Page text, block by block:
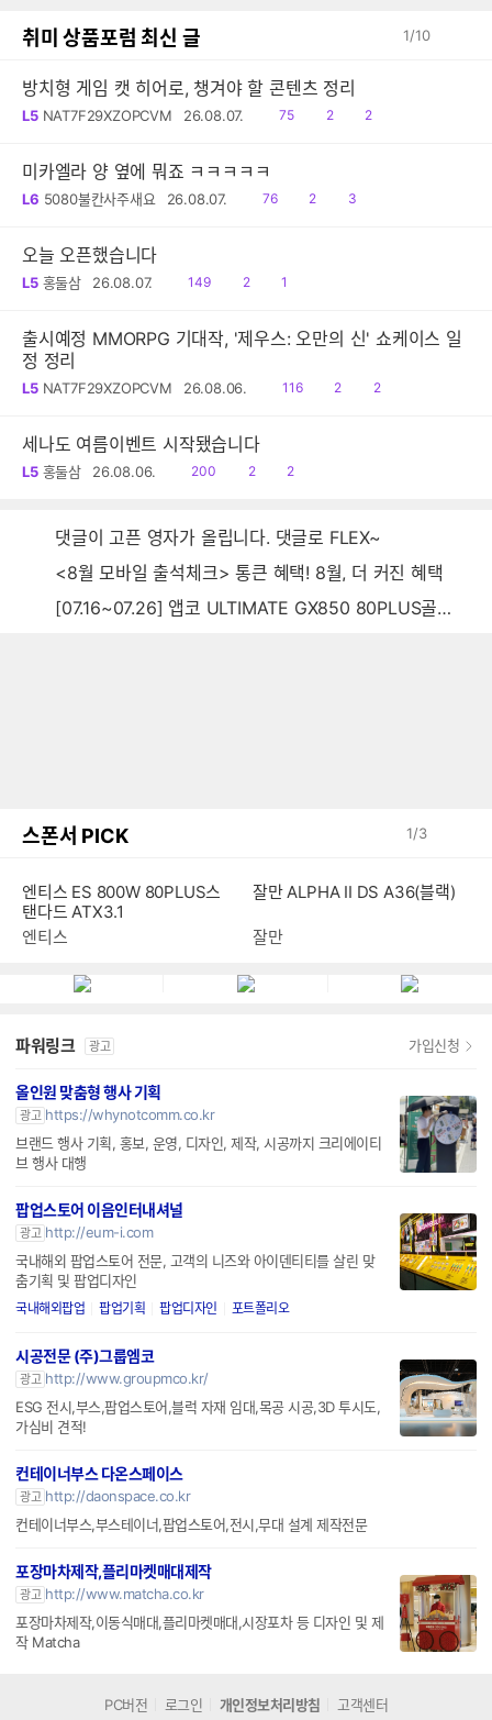
취미 상품포럼 최신 글 1/10
방치형 게임 캣 히어로, 챙겨야 할 콘텐츠 정리
L5 NAT7F29XZOPCVM 26.08.07.
읽
75
공
2
댓
2
미카엘라 양 옆에 뭐죠 ㅋㅋㅋㅋㅋ
L6 5080불칸사주새요 26.08.07.
읽
76
공
2
댓
3
오늘 오픈했습니다
L5 홍둘삼 26.08.07.
읽
149
공
2
댓1
출시예정 MMORPG 기대작, '제우스: 오만의 신' 쇼케이스 일
정 정리
L5 NAT7F29XZOPCVM 26.08.06.
읽
116
공
2
댓
2
세나도 여름이벤트 시작됐습니다
L5 홍둘삼 26.08.06.
읽
200
공
2
댓
2
댓글이 고픈 영자가 올립니다. 댓글로 FLEX~
<8월 모바일 출석체크> 통큰 혜택! 8월, 더 커진 혜택
[07.16~07.26] 앱코 ULTIMATE GX850 80PLUS골드 풀모듈러 ATX3.0 블랙
스폰서 PICK 1/3
엔티스 ES 800W 80PLUS스
탠다드 ATX3.1
엔티스
잘만 ALPHA II DS A36(블랙)
잘만
파워링크 광고 가입신청
올인원 맞춤형 행사 기획
광고 https://whynotcomm.co.kr
브랜드 행사 기획, 홍보, 운영, 디자인, 제작, 시공까지 크리에이티
브 행사 대행
팝업스토어 이음인터내셔널
광고 http://eum-i.com
국내해외 팝업스토어 전문, 고객의 니즈와 아이덴티티를 살린 맞
춤기획 및 팝업디자인
국내해외팝업 팝업기획 팝업디자인 포트폴리오
시공전문 (주)그룹엠코
광고 http://www.groupmco.kr/
ESG 전시,부스,팝업스토어,블럭 자재 임대,목공 시공,3D 투시도,
가심비 견적!
컨테이너부스 다온스페이스
광고 http://daonspace.co.kr
컨테이너부스,부스테이너,팝업스토어,전시,무대 설계 제작전문
포장마차제작,플리마켓매대제작
광고 http://www.matcha.co.kr
포장마차제작,이동식매대,플리마켓매대,시장포차 등 디자인 및 제
작 Matcha
PC버전 로그인 개인정보처리방침 고객센터